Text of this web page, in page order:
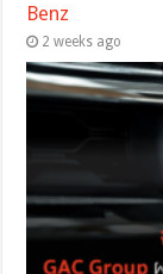
Benz
2 weeks ago